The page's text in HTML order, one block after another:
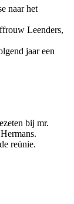
naar het
Leenders,
jaar een
bij mr.
reünie.